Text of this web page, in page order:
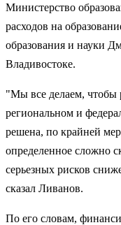
Министерство
расходов на
образования и науки
Владивостоке.
"Мы все делаем, чтобы
региональном и
решена, по крайней
определенное сложно
серьезных рисков
сказал Ливанов.
По его словам,